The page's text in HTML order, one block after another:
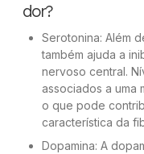
dor?
Serotonina: Além
também ajuda a
nervoso central.
associados a uma
o que pode
característica da
Dopamina: A